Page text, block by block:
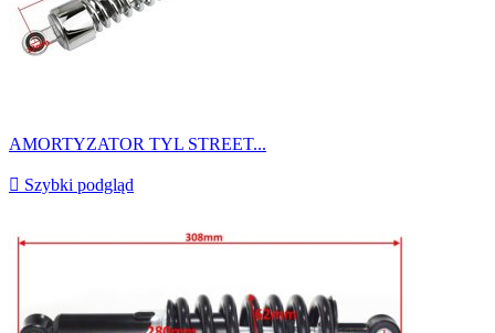
AMORTYZATOR TYL STREET...
 Szybki podgląd